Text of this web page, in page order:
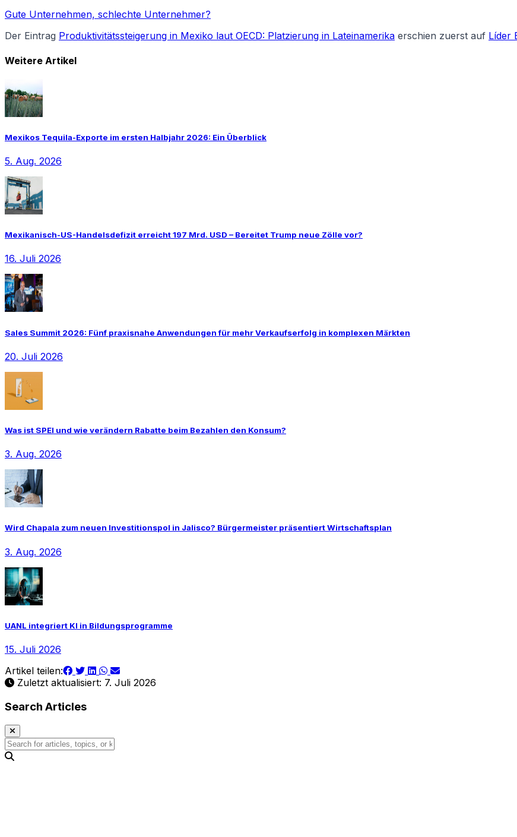
Gute Unternehmen, schlechte Unternehmer?
Der Eintrag Produktivitätssteigerung in Mexiko laut OECD: Platzierung in Lateinamerika erschien zuerst auf Líder
Weitere Artikel
Mexikos Tequila-Exporte im ersten Halbjahr 2026: Ein Überblick
5. Aug. 2026
Mexikanisch-US-Handelsdefizit erreicht 197 Mrd. USD – Bereitet Trump neue Zölle vor?
16. Juli 2026
Sales Summit 2026: Fünf praxisnahe Anwendungen für mehr Verkaufserfolg in komplexen Märkten
20. Juli 2026
Was ist SPEI und wie verändern Rabatte beim Bezahlen den Konsum?
3. Aug. 2026
Wird Chapala zum neuen Investitionspol in Jalisco? Bürgermeister präsentiert Wirtschaftsplan
3. Aug. 2026
UANL integriert KI in Bildungsprogramme
15. Juli 2026
Artikel teilen:
Zuletzt aktualisiert: 7. Juli 2026
Search Articles